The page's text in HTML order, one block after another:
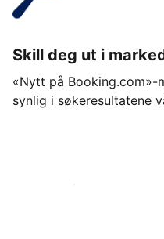
Skill deg ut i
«Nytt på
synlig i søkeresultatene
Kom i gang i dag